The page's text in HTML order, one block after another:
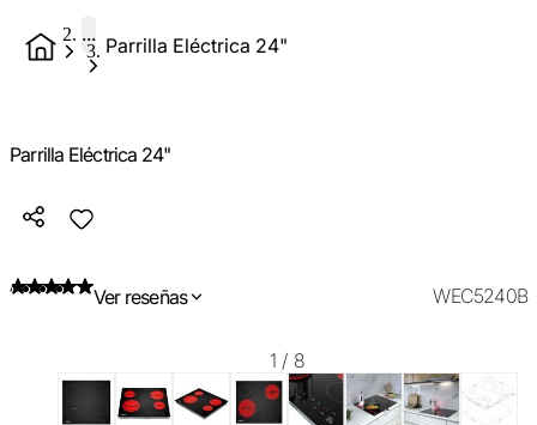
... Parrilla Eléctrica 24"
Parrilla Eléctrica 24"
Ver reseñas WEC5240B
1 / 8